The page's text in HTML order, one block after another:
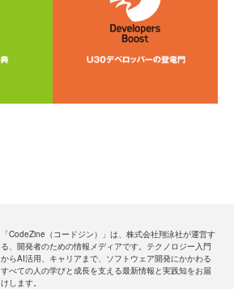
「CodeZine（コードジン）」は、株式会社翔泳社が運営す
る、開発者のための情報メディアです。テクノロジー入門
からAI活用、キャリアまで、ソフトウェア開発にかかわる
すべての人の学びと成長を支える最新情報と実践知をお届
けします。